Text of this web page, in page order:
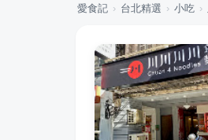
愛食記 › 台北精選 › 小吃 ›